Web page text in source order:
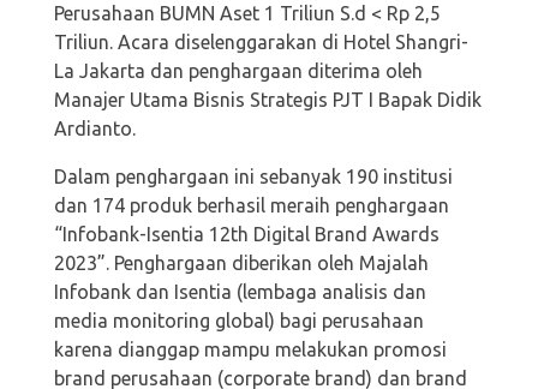
Perusahaan BUMN Aset 1 Triliun S.d < Rp 2,5
Triliun. Acara diselenggarakan di Hotel Shangri-
La Jakarta dan penghargaan diterima oleh
Manajer Utama Bisnis Strategis PJT I Bapak Didik
Ardianto.
Dalam penghargaan ini sebanyak 190 institusi
dan 174 produk berhasil meraih penghargaan
“Infobank-Isentia 12th Digital Brand Awards
2023”. Penghargaan diberikan oleh Majalah
Infobank dan Isentia (lembaga analisis dan
media monitoring global) bagi perusahaan
karena dianggap mampu melakukan promosi
brand perusahaan (corporate brand) dan brand